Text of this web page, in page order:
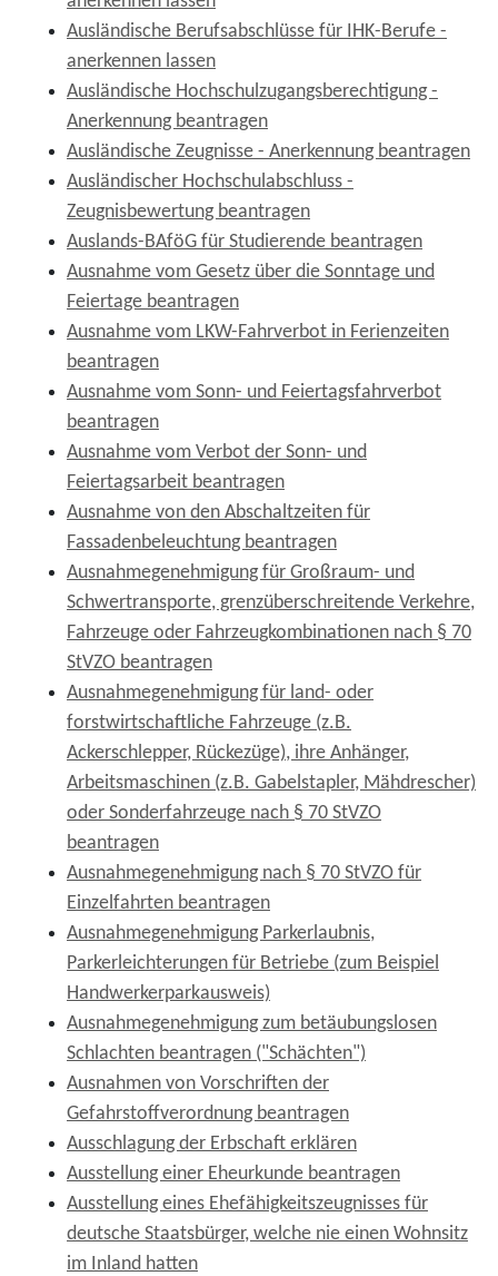
Ausländische Berufsabschlüsse für IHK-Berufe -
anerkennen lassen
Ausländische Hochschulzugangsberechtigung -
Anerkennung beantragen
Ausländische Zeugnisse - Anerkennung beantragen
Ausländischer Hochschulabschluss -
Zeugnisbewertung beantragen
Auslands-BAföG für Studierende beantragen
Ausnahme vom Gesetz über die Sonntage und
Feiertage beantragen
Ausnahme vom LKW-Fahrverbot in Ferienzeiten
beantragen
Ausnahme vom Sonn- und Feiertagsfahrverbot
beantragen
Ausnahme vom Verbot der Sonn- und
Feiertagsarbeit beantragen
Ausnahme von den Abschaltzeiten für
Fassadenbeleuchtung beantragen
Ausnahmegenehmigung für Großraum- und
Schwertransporte, grenzüberschreitende Verkehre,
Fahrzeuge oder Fahrzeugkombinationen nach § 70
StVZO beantragen
Ausnahmegenehmigung für land- oder
forstwirtschaftliche Fahrzeuge (z.B.
Ackerschlepper, Rückezüge), ihre Anhänger,
Arbeitsmaschinen (z.B. Gabelstapler, Mähdrescher)
oder Sonderfahrzeuge nach § 70 StVZO
beantragen
Ausnahmegenehmigung nach § 70 StVZO für
Einzelfahrten beantragen
Ausnahmegenehmigung Parkerlaubnis,
Parkerleichterungen für Betriebe (zum Beispiel
Handwerkerparkausweis)
Ausnahmegenehmigung zum betäubungslosen
Schlachten beantragen ("Schächten")
Ausnahmen von Vorschriften der
Gefahrstoffverordnung beantragen
Ausschlagung der Erbschaft erklären
Ausstellung einer Eheurkunde beantragen
Ausstellung eines Ehefähigkeitszeugnisses für
deutsche Staatsbürger, welche nie einen Wohnsitz
im Inland hatten